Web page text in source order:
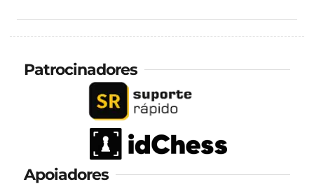
Patrocinadores
Apoiadores